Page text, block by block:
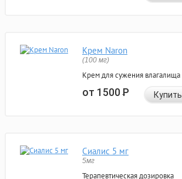
Крем Naron
(100 мг)
Крем для сужения влагалища
от 1500Р Купить
Сиалис 5 мг
5мг
Терапевтическая дозировка